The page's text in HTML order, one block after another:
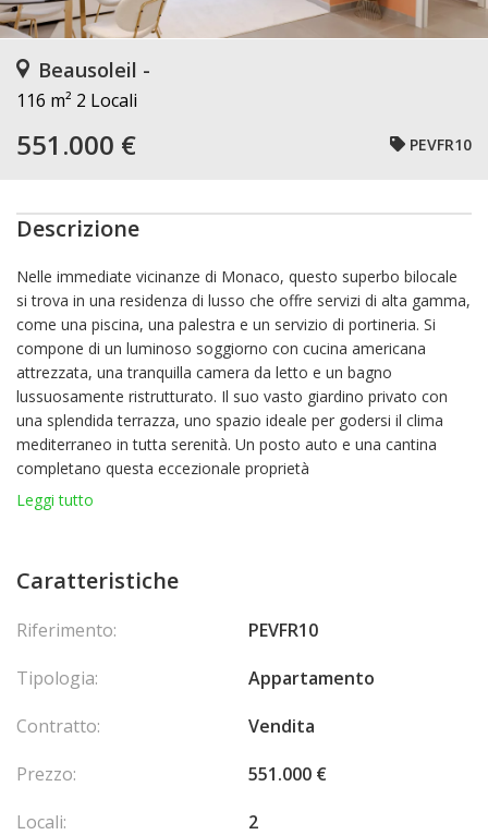
Beausoleil -
116 m² 2 Locali
551.000 € PEVFR10
Descrizione
Nelle immediate vicinanze di Monaco, questo superbo bilocale
si trova in una residenza di lusso che offre servizi di alta gamma,
come una piscina, una palestra e un servizio di portineria. Si
compone di un luminoso soggiorno con cucina americana
attrezzata, una tranquilla camera da letto e un bagno
lussuosamente ristrutturato. Il suo vasto giardino privato con
una splendida terrazza, uno spazio ideale per godersi il clima
mediterraneo in tutta serenità. Un posto auto e una cantina
completano questa eccezionale proprietà
Spese di agenzia a carico del venditore.
Leggi tutto
Caratteristiche
Riferimento:
PEVFR10
Tipologia:
Appartamento
Contratto:
Vendita
Prezzo:
551.000 €
Locali:
2